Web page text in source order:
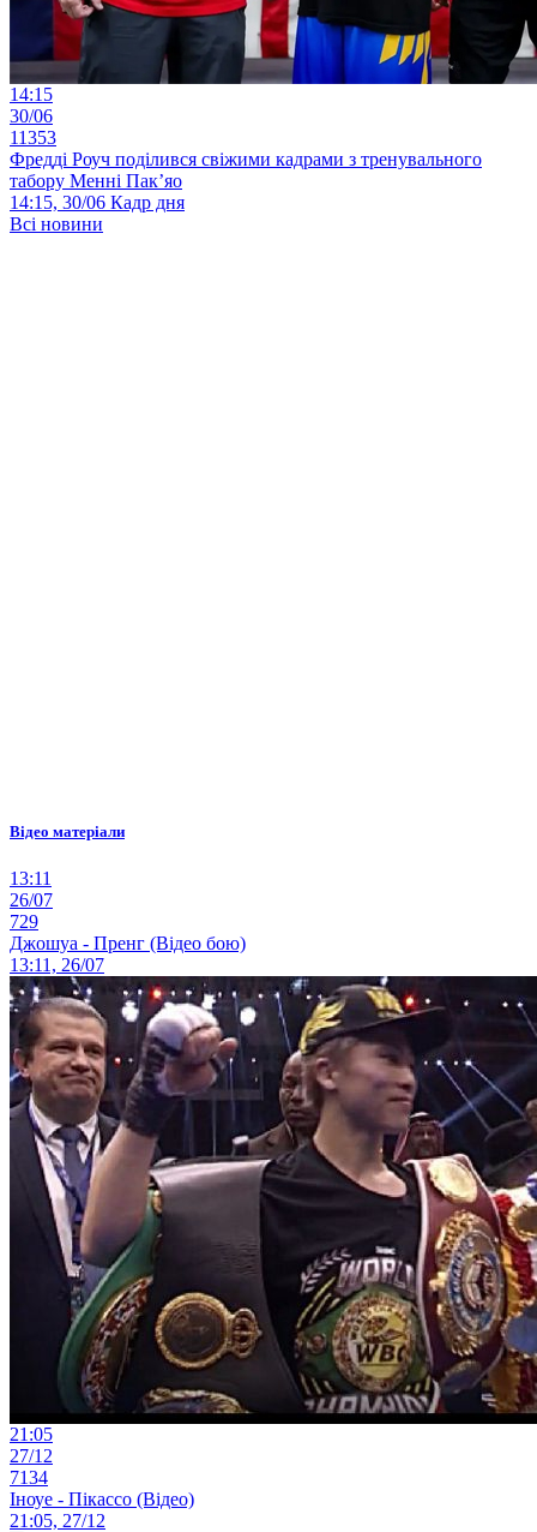
14:15
30/06
11353
Фредді Роуч поділився свіжими кадрами з тренувального
табору Менні Пак’яо
14:15, 30/06 Кадр дня
Всі новини
Відео матеріали
13:11
26/07
729
Джошуа - Пренг (Відео бою)
13:11, 26/07
21:05
27/12
7134
Іноуе - Пікассо (Відео)
21:05, 27/12